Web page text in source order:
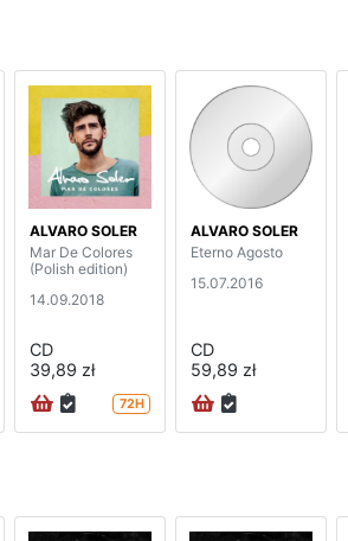
ALVARO SOLER
Mar De Colores
(Polish edition)
14.09.2018
CD
39,89 zł
72H
ALVARO SOLER
Eterno Agosto
15.07.2016
CD
59,89 zł